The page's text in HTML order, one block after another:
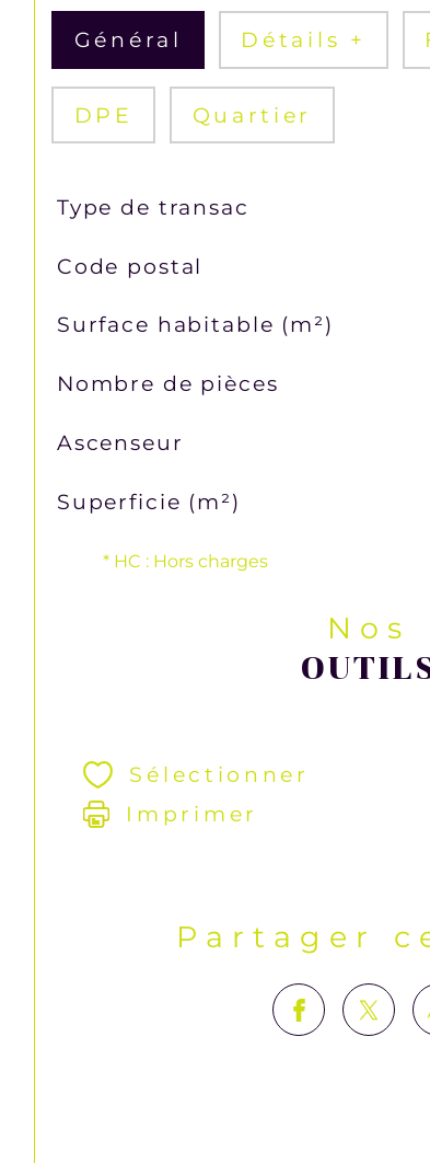
Général Détails +
DPE Quartier
TRAD_SIROCCO_Caracteristique
Type de transac
Code postal
Surface habitable (m²)
Nombre de pièces
Ascenseur
Superficie (m²)
* HC : Hors charges
Nos
Sélectionner
Imprimer
Partager